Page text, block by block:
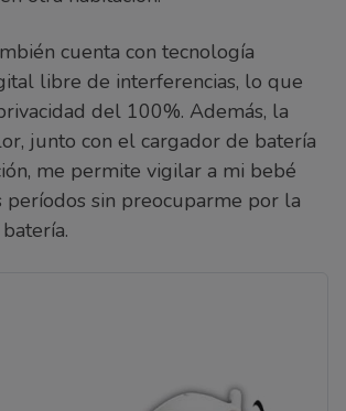
cuenta con tecnología
libre de interferencias, lo que
del 100%. Además, la
junto con el cargador de batería
me permite vigilar a mi bebé
sin preocuparme por la